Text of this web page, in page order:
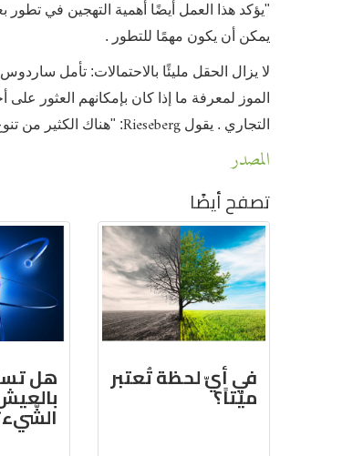
"يؤكد هذا العمل أيضًا أهمية التهجين في
يمكن أن يكون مهمًا للتطور .
لا يزال الحقل مليئًا بالاحتمالات: تأمل
الموز لمعرفة ما إذا كان بإمكانهم العثور على
التجاري . يقول Rieseberg: "هناك الكثير من
المصدر
تصفح أيضًا
في أيّ لحظة تُعتبر
ميّتاً؟
هل